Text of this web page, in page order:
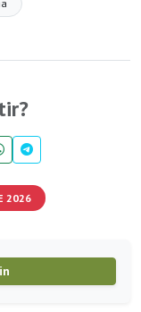
2026